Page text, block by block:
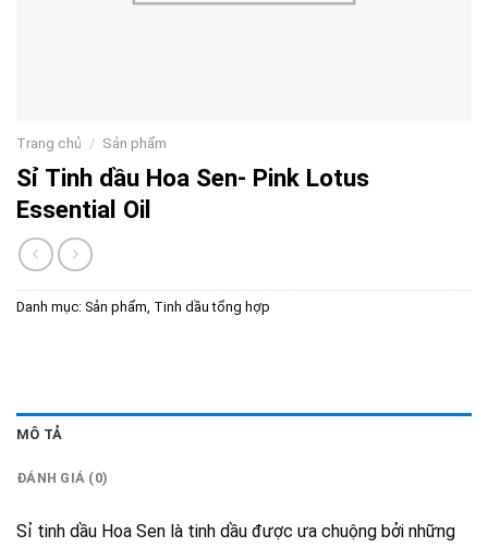
Trang chủ / Sản phẩm
Sỉ Tinh dầu Hoa Sen- Pink Lotus
Essential Oil
Danh mục: Sản phẩm Tinh dầu tổng hợp
MÔ TẢ
ĐÁNH GIÁ (0)
Sỉ tinh dầu Hoa Sen là tinh dầu được ưa chuộng bởi những